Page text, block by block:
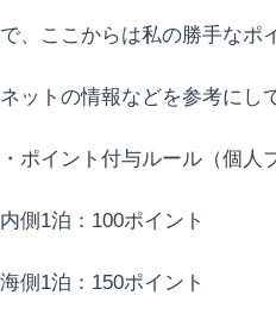
で、ここからは私の勝手なポ
ネットの情報などを参考にし
・ポイント付与ルール（個人
内側1泊：100ポイント
海側1泊：150ポイント